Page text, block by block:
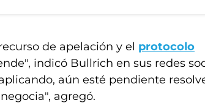
de apelación y el protocolo
indicó Bullrich en sus redes
aún esté pendiente
agregó.